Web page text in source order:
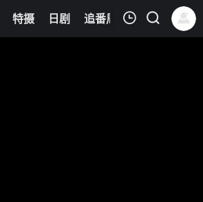
特摄 日剧 追番周表 今日更新
8